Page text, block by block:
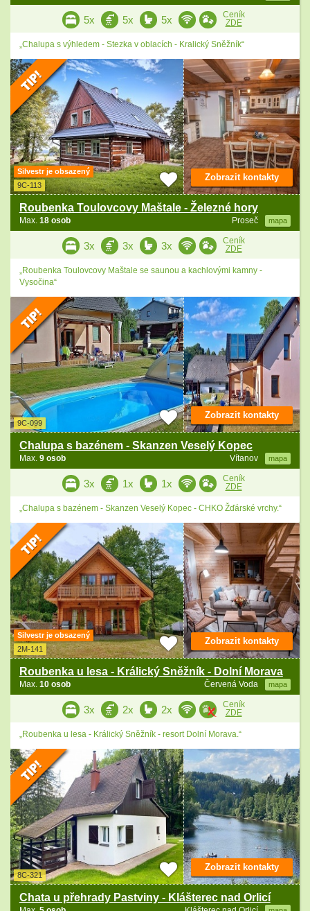
5x 5x 5x
Ceník
ZDE
„Chalupa s výhledem - Stezka v oblacích - Kralický Sněžník“
Silvestr je obsazený
9C-113
Roubenka Toulovcovy Maštale - Železné hory
Proseč mapa
Max. 18 osob
Zobrazit kontakty
3x 3x 3x
Ceník
ZDE
„Roubenka Toulovcovy Maštale se saunou a kachlovými kamny -
Vysočina“
9C-099
Chalupa s bazénem - Skanzen Veselý Kopec
Vítanov mapa
Max. 9 osob
Zobrazit kontakty
3x 1x 1x
Ceník
ZDE
„Chalupa s bazénem - Skanzen Veselý Kopec - CHKO Žďárské vrchy.“
Silvestr je obsazený
2M-141
Roubenka u lesa - Králický Sněžník - Dolní Morava
Červená Voda mapa
Max. 10 osob
Zobrazit kontakty
3x 2x 2x
Ceník
ZDE
„Roubenka u lesa - Králický Sněžník - resort Dolní Morava.“
8C-321
Chata u přehrady Pastviny - Klášterec nad Orlicí
Zobrazit kontakty